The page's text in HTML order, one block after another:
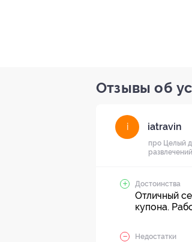
Отзывы об
i iatravin
про Целый
Достоинства
Отличный
купона.
Недостатки